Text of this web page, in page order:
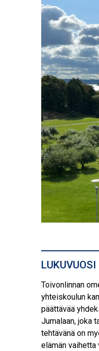
Toivonlinnan
yhteiskoulun
päättävää
Jumalaan, joka
tehtävänä on
elämän vaihetta